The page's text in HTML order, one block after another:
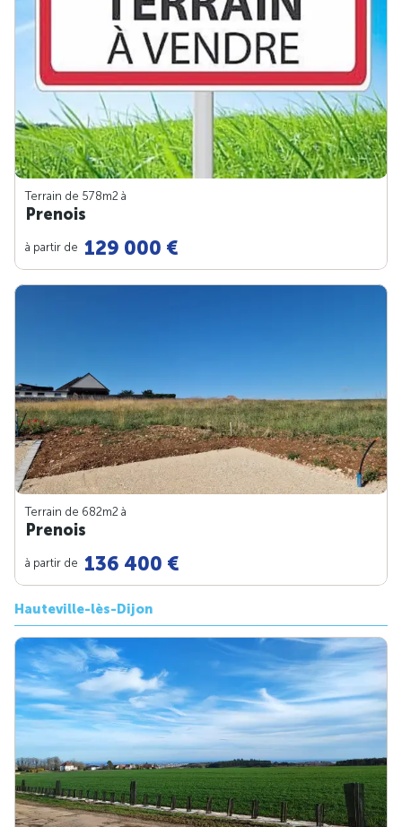
Terrain de 578m2 à
Prenois
à partir de 129 000 €
Terrain de 682m2 à
Prenois
à partir de 136 400 €
Hauteville-lès-Dijon